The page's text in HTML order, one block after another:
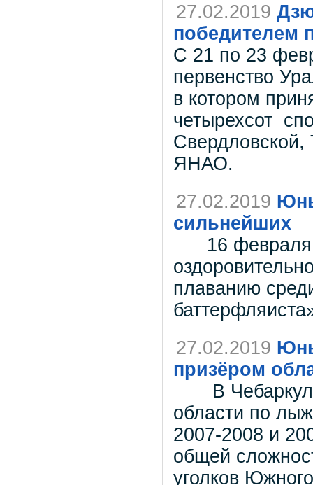
27.02.2019
победителем
С 21 по 23
первенство
в котором
четырехсот
ЯНАО.
27.02.2019
сильнейших
16 февраля
плаванию
27.02.2019
призёром
В Чебаркуле
области по
2007-2008 и
общей
уголков